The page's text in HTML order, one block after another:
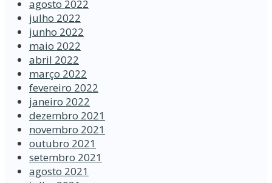
agosto 2022
julho 2022
junho 2022
maio 2022
abril 2022
março 2022
fevereiro 2022
janeiro 2022
dezembro 2021
novembro 2021
outubro 2021
setembro 2021
agosto 2021